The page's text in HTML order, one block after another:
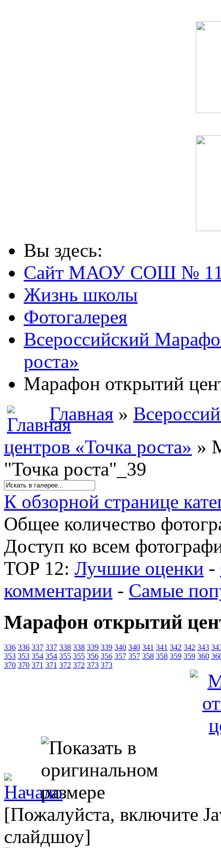
Вы здесь:
Сайт МАОУ СОШ №
Жизнь школы
Фотогалерея
Всероссийский
роста»
Марафон открытий
Главная »
центров «Точка роста» »
"Точка роста"_39
К обзорной странице
Общее количество
Доступ ко всем
TOP 12: Лучшие оценки -
комментарии - Самые
Марафон открытий
336 336 337 337 338 338 339 339 340 340 341 341 342 342 343
353 353 354 354 355 355 356 356 357 357 358 358 359 359 360
370 370 371 371 372 372 373 373
[Пожалуйста, включите
слайдшоу]